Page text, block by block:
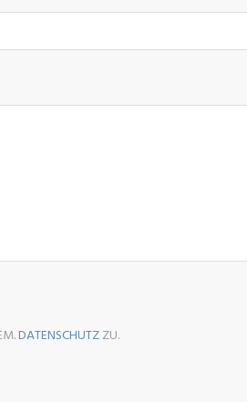
DATENSCHUTZZU.